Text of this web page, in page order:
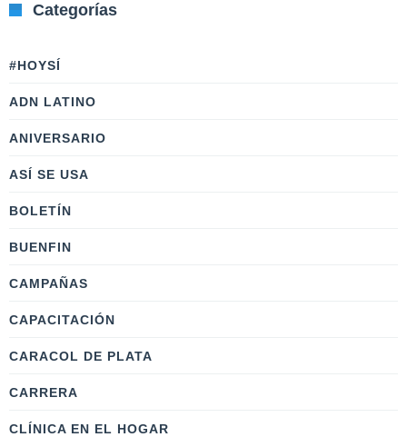
Categorías
#HOYSÍ
ADN LATINO
ANIVERSARIO
ASÍ SE USA
BOLETÍN
BUENFIN
CAMPAÑAS
CAPACITACIÓN
CARACOL DE PLATA
CARRERA
CLÍNICA EN EL HOGAR